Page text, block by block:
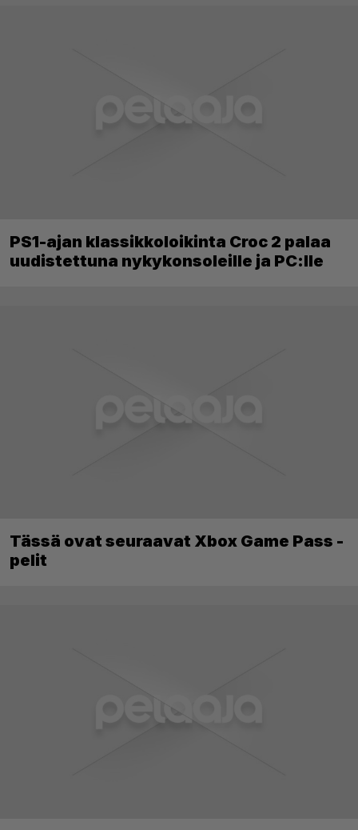
PS1-ajan klassikkoloikinta Croc 2 palaa
uudistettuna nykykonsoleille ja PC:lle
Tässä ovat seuraavat Xbox Game Pass -
pelit